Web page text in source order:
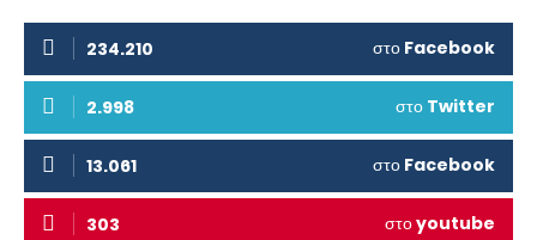
234.210 στο Facebook
2.998 στο Twitter
13.061 στο Facebook
303 στοyoutube